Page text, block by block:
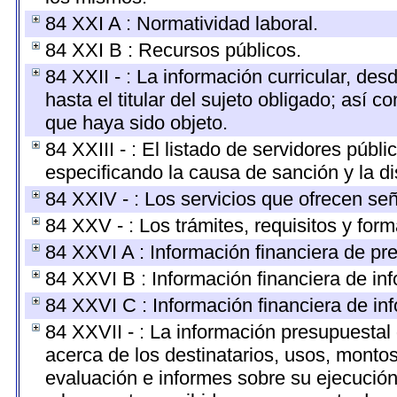
84 XXI A : Normatividad laboral.
84 XXI B : Recursos públicos.
84 XXII - : La información curricular,
hasta el titular del sujeto obligado; así
que haya sido objeto.
84 XXIII - : El listado de servidores
especificando la causa de sanción y la
84 XXIV - : Los servicios que ofrecen
84 XXV - : Los trámites, requisitos y
84 XXVI A : Información financiera de
84 XXVI B : Información financiera de
84 XXVI C : Información financiera de
84 XXVII - : La información
acerca de los destinatarios, usos,
evaluación e informes sobre su